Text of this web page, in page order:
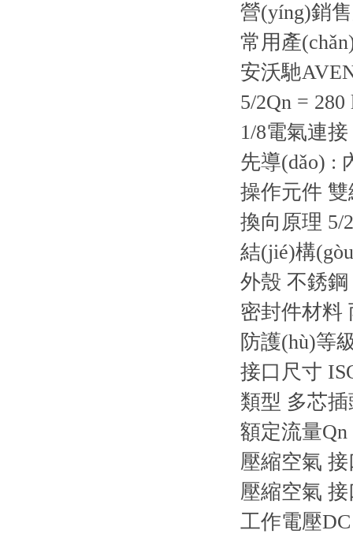
營(yíng)銷
常用產
安沃馳
5/2Qn =
1/8電氣連
先導(dǎo) :
操作元件 雙
換向原理 5/2
結(jié)構
外殼 不銹鋼
密封件材料
防護(hù)等
接口尺寸
類型 多芯插
額定流量Qn
壓縮空氣
壓縮空氣
工作電壓DC